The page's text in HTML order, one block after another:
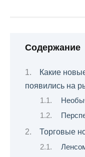
Содержание
Какие
появились на
Торговые